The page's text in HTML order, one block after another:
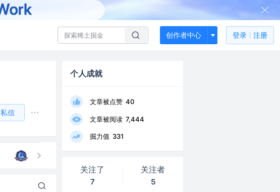
创作者中心 登录 注册
私信
个人成就
文章被点赞 40
文章被阅读 7,444
掘力值 331
关注了
7
关注者
5